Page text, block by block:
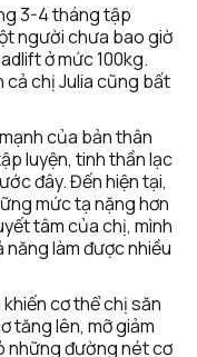
3-4 tháng tập
người chưa bao giờ
ở mức 100kg.
cả chị Julia cũng bất
của bản thân
luyện, tinh thần lạc
đây. Đến hiện tại,
mức tạ nặng hơn
tâm của chị, mình
làm được nhiều
cơ thể chị săn
tăng lên, mỡ giảm
những đường nét cơ